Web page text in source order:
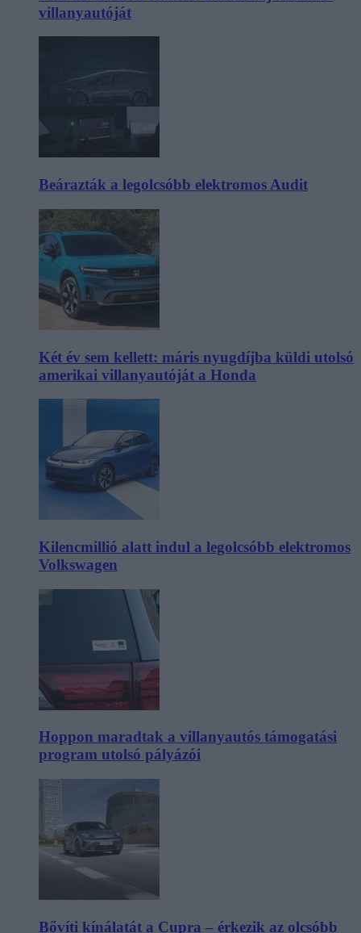
villanyautóját
Beárazták a legolcsóbb elektromos Audit
Két év sem kellett: máris nyugdíjba küldi utolsó
amerikai villanyautóját a Honda
Kilencmillió alatt indul a legolcsóbb elektromos
Volkswagen
Hoppon maradtak a villanyautós támogatási
program utolsó pályázói
Bővíti kínálatát a Cupra – érkezik az olcsóbb